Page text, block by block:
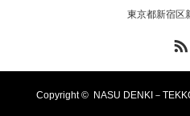
東京都新宿区
Copyright © NASU DENKI－